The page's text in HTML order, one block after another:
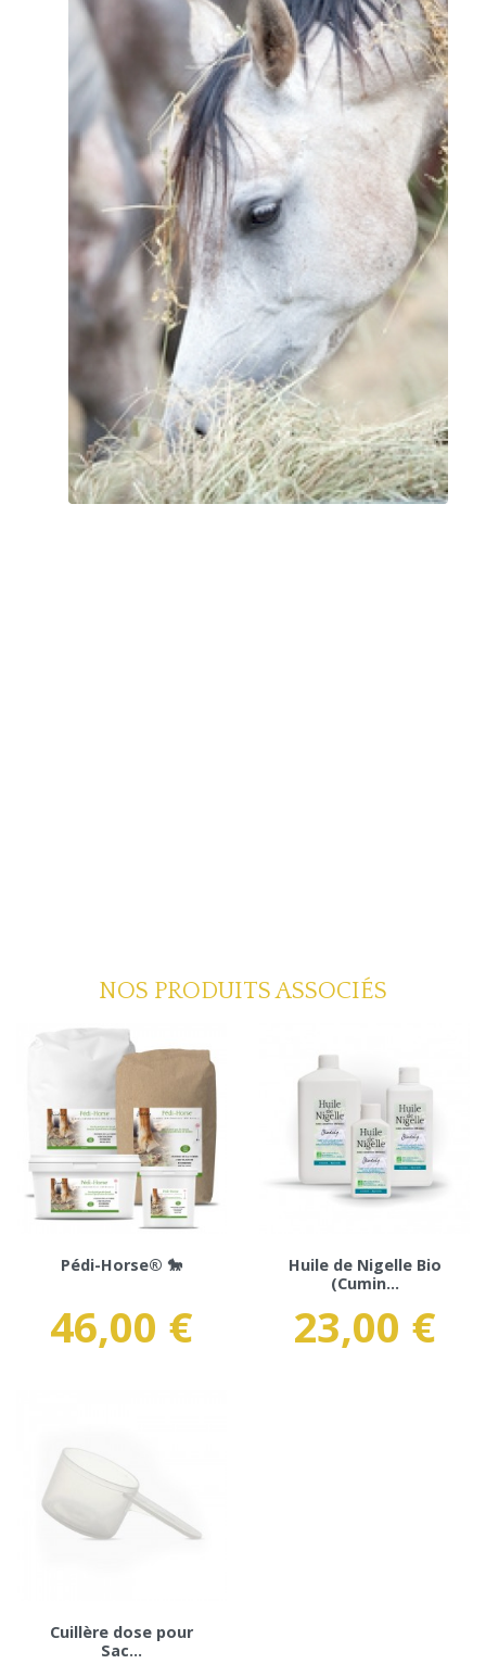
NOS PRODUITS ASSOCIÉS
Pédi-Horse® 🐎
Prix
46,00 €
Huile de Nigelle Bio
(Cumin...
Prix
23,00 €
Cuillère dose pour
Sac...